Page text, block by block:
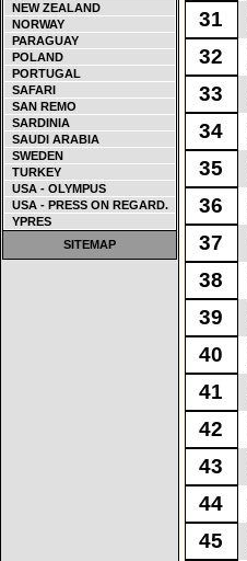
NEW ZEALAND
NORWAY
PARAGUAY
POLAND
PORTUGAL
SAFARI
SAN REMO
SARDINIA
SAUDI ARABIA
SWEDEN
TURKEY
USA - OLYMPUS
USA - PRESS ON REGARD.
YPRES
SITEMAP
31
32
33
34
35
36
37
38
39
40
41
42
43
44
45